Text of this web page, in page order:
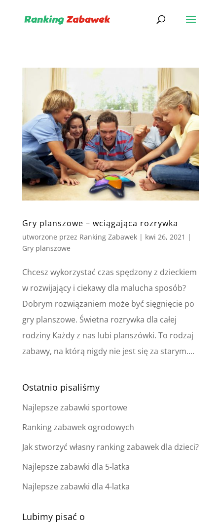
Gry planszowe – wciągająca rozrywka
utworzone przez Ranking Zabawek| kwi 26, 2021 |
Gry planszowe
Chcesz wykorzystać czas spędzony z dzieckiem
w rozwijający i ciekawy dla malucha sposób?
Dobrym rozwiązaniem może być sięgnięcie po
gry planszowe. Świetna rozrywka dla całej
rodziny Każdy z nas lubi planszówki. To rodzaj
zabawy, na którą nigdy nie jest się za starym....
Ostatnio pisaliśmy
Najlepsze zabawki sportowe
Ranking zabawek ogrodowych
Jak stworzyć własny ranking zabawek dla dzieci?
Najlepsze zabawki dla 5-latka
Najlepsze zabawki dla 4-latka
Lubimy pisać o